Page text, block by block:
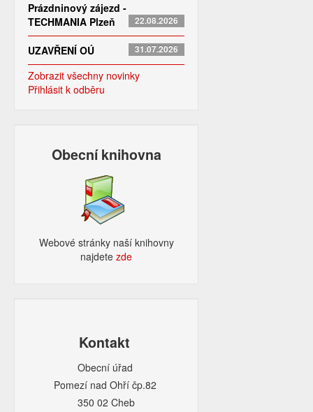
Prázdninový zájezd -
TECHMANIA Plzeň
22.08.2026
UZAVŘENÍ OÚ 31.07.2026
Zobrazit všechny novinky
Přihlásit k odběru
Obecní knihovna
Webové stránky naší knihovny
najdetezde​
Kontakt
Obecní úřad
Pomezí nad Ohří čp.82
350 02 Cheb